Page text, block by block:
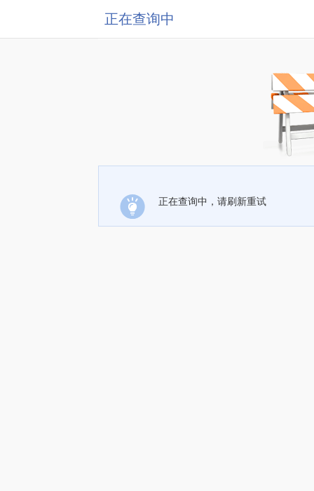
正在查询中
正在查询中，请刷新重试